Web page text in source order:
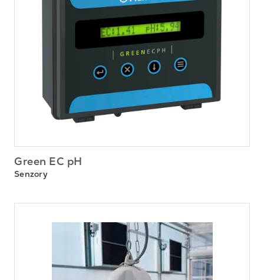
Green EC pH
Senzory